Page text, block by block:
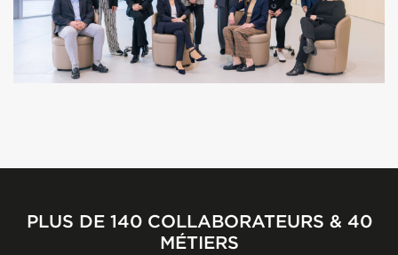
PLUS DE 140 COLLABORATEURS & 40
MÉTIERS